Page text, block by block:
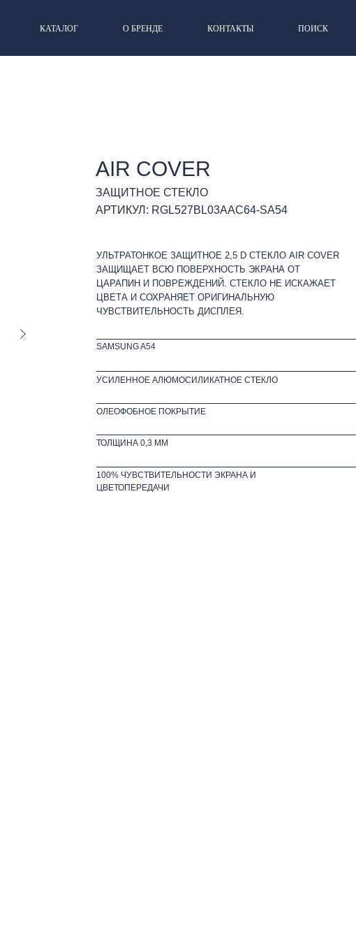
КАТАЛОГ О БРЕНДЕ КОНТАКТЫ ПОИСК
AIR COVER
ЗАЩИТНОЕ СТЕКЛО
УСИЛЕННОЕ АЛЮМОСИЛИКАТНОЕ СТЕКЛО
ОЛЕОФОБНОЕ ПОКРЫТИЕ
ТОЛЩИНА 0,3 ММ
УЛЬТРАТОНКОЕ ЗАЩИТНОЕ 2,5 D СТЕКЛО AIR COVER
ЗАЩИЩАЕТ ВСЮ ПОВЕРХНОСТЬ ЭКРАНА ОТ
ЦАРАПИН И ПОВРЕЖДЕНИЙ. СТЕКЛО НЕ ИСКАЖАЕТ
ЦВЕТА И СОХРАНЯЕТ ОРИГИНАЛЬНУЮ
ЧУВСТВИТЕЛЬНОСТЬ ДИСПЛЕЯ.
АРТИКУЛ: RGL527BL03AAC64-SA54
SAMSUNG A54
100% ЧУВСТВИТЕЛЬНОСТИ ЭКРАНА И
ЦВЕТОПЕРЕДАЧИ